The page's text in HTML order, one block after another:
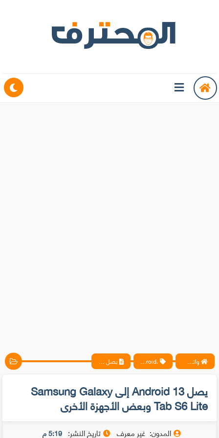
واتس آب ، فيسبوك ، أنترنت ، شروحات تقنية حصرية - المحترف ،android يصل Android 13 إلى Samsung Galaxy Tab S6 Lite وبعض الأجهزة الأخرى
يصل Android 13 إلى Samsung Galaxy
Tab S6 Lite وبعض الأجهزة الأخرى
المدون: غير معرف تاريخ النشر: 5:19 م